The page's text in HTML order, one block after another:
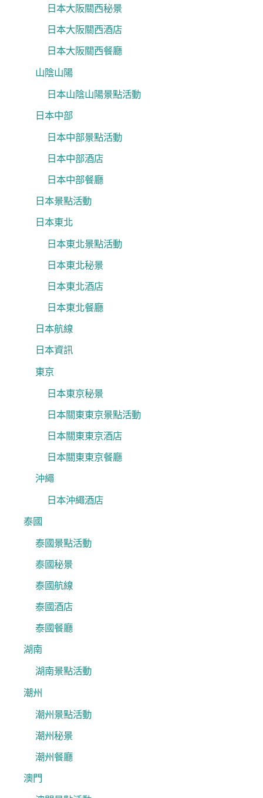
日本大阪關西秘景
日本大阪關西酒店
日本大阪關西餐廳
山陰山陽
日本山陰山陽景點活動
日本中部
日本中部景點活動
日本中部酒店
日本中部餐廳
日本景點活動
日本東北
日本東北景點活動
日本東北秘景
日本東北酒店
日本東北餐廳
日本航線
日本資訊
東京
日本東京秘景
日本關東東京景點活動
日本關東東京酒店
日本關東東京餐廳
沖繩
日本沖繩酒店
泰國
泰國景點活動
泰國秘景
泰國航線
泰國酒店
泰國餐廳
湖南
湖南景點活動
潮州
潮州景點活動
潮州秘景
潮州餐廳
澳門